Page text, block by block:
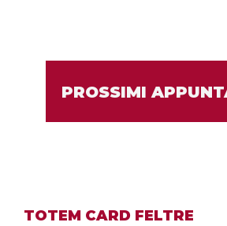
PROSSIMI
TOTEM CARD FELTRE